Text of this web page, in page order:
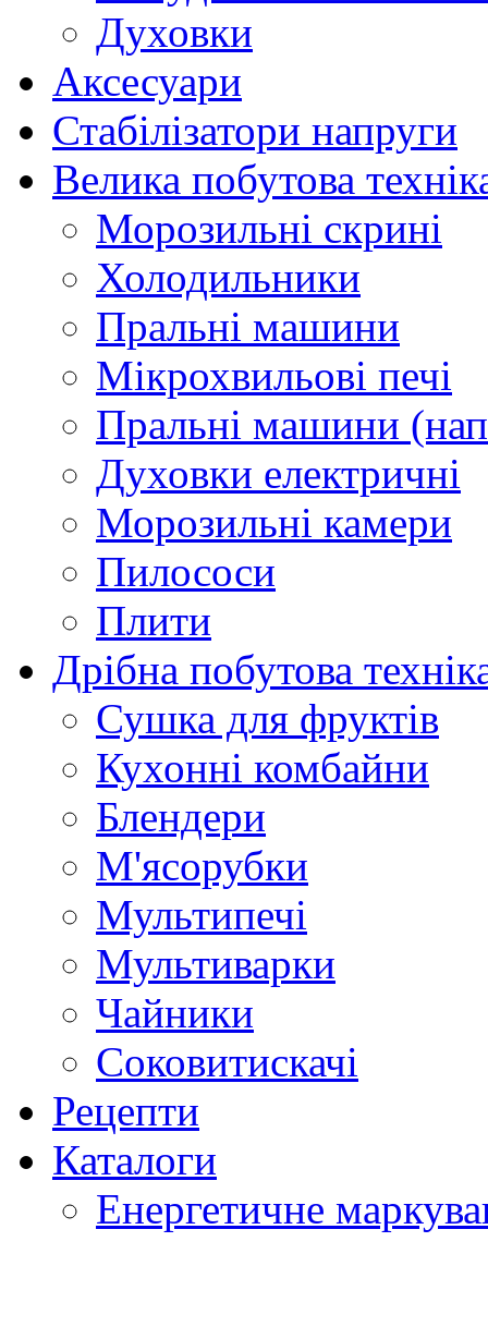
Духовки
Аксесуари
Стабілізатори напруги
Велика побутова
Морозильні скрині
Холодильники
Пральні машини
Мікрохвильові печі
Пральні машини
Духовки електричні
Морозильні камери
Пилососи
Плити
Дрібна побутова
Сушка для фруктів
Кухонні комбайни
Блендери
М'ясорубки
Мультипечі
Мультиварки
Чайники
Соковитискачі
Рецепти
Каталоги
Енергетичне